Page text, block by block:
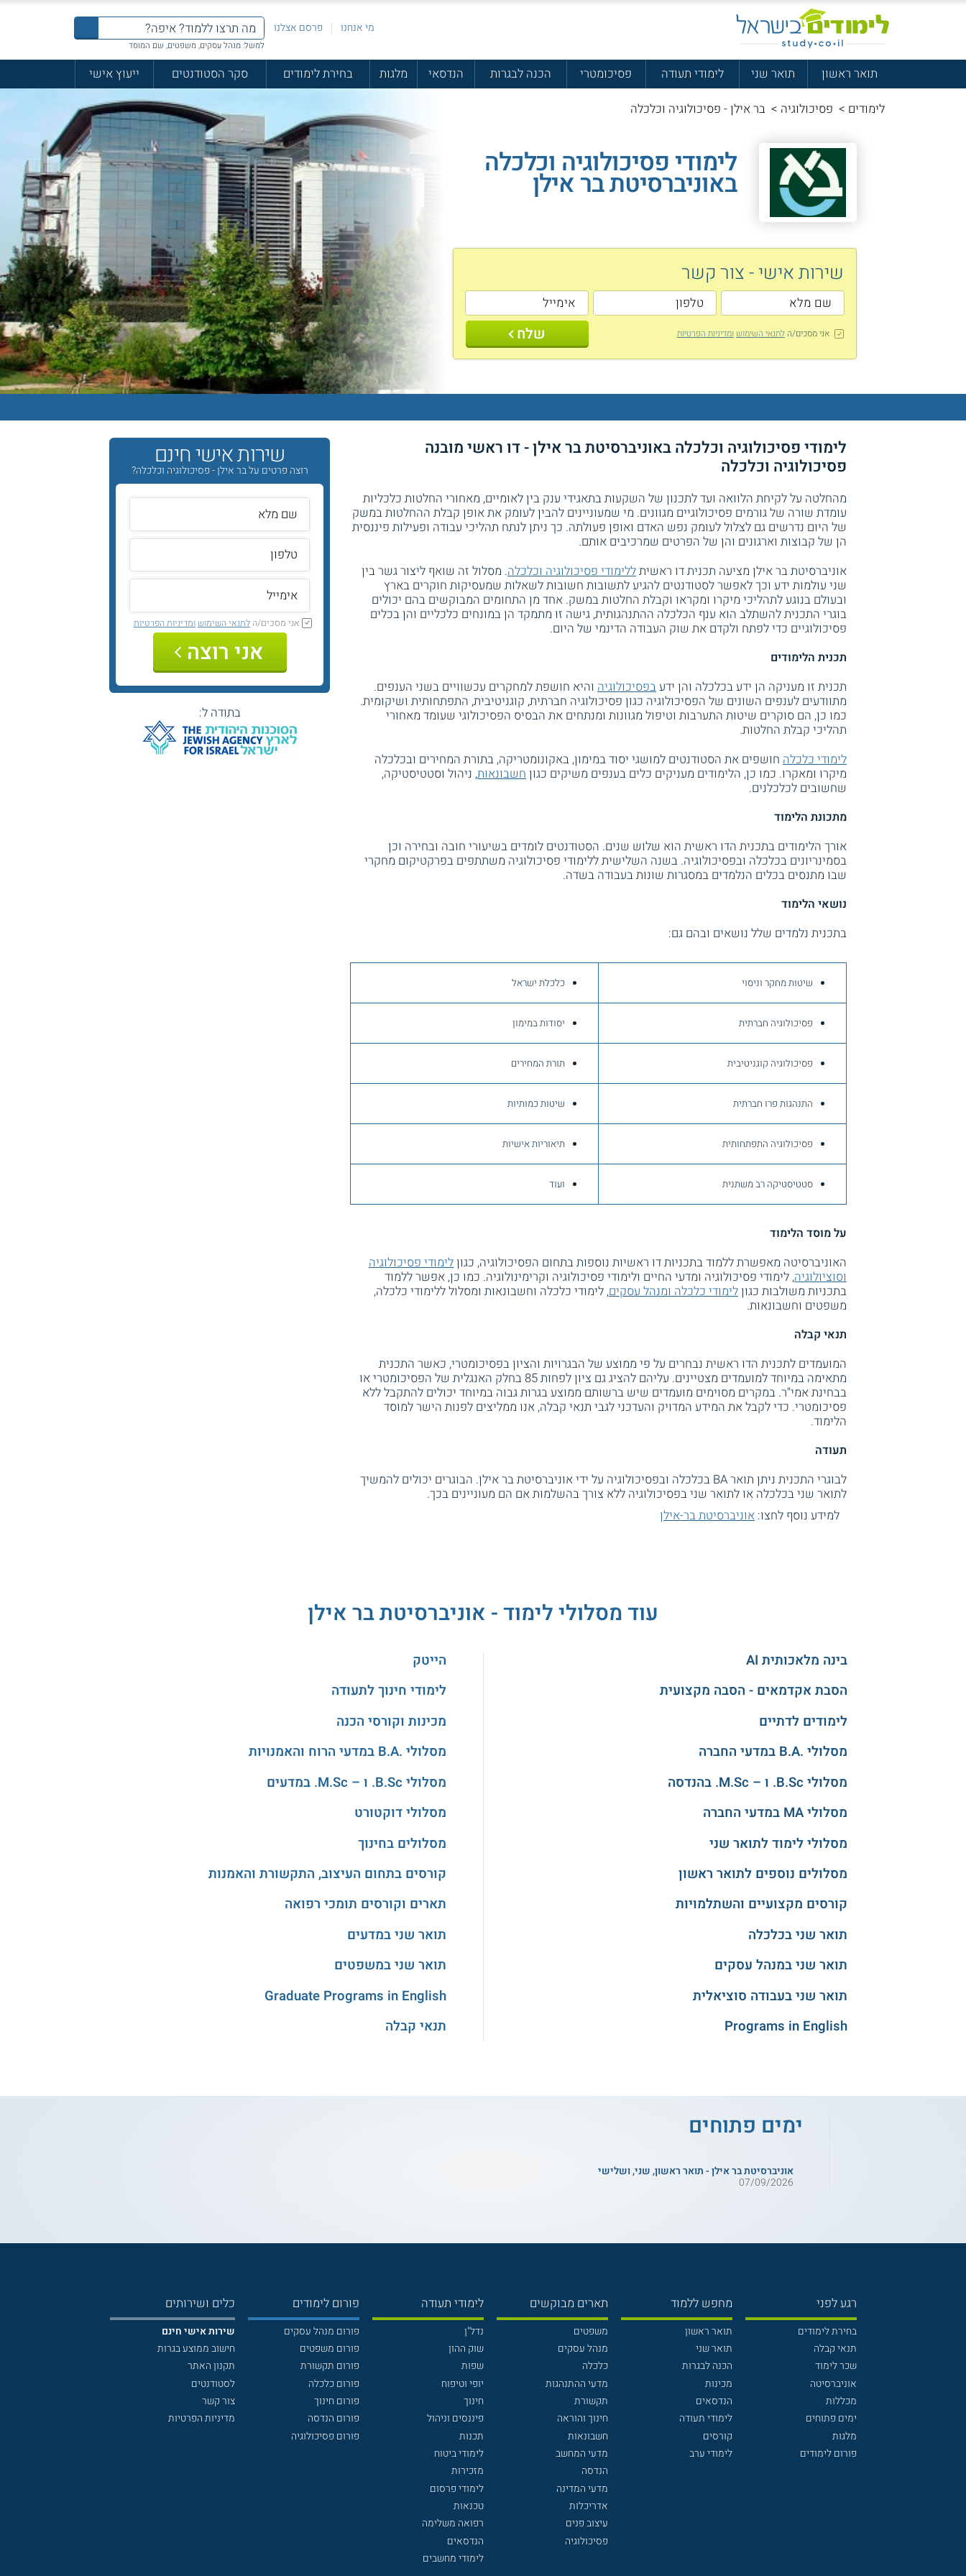
מי אנחנו פרסם אצלנו
למשל: מנהל עסקים, משפטים, שם המוסד
תואר ראשון תואר שני לימודי תעודה פסיכומטרי הכנה לבגרות הנדסאי מלגות בחירת לימודים סקר הסטודנטים
ייעוץ אישי
לימודים > פסיכולוגיה > בר אילן - פסיכולוגיה וכלכלה
לימודי פסיכולוגיה וכלכלה
באוניברסיטת בר אילן
שירות אישי - צור קשר
אני מסכים/הלתנאי השימוש ומדיניות הפרטיות שלח
לימודי פסיכולוגיה וכלכלה באוניברסיטת בר אילן - דו ראשי מובנה
פסיכולוגיה וכלכלה
מהחלטה על לקיחת הלוואה ועד לתכנון של השקעות בתאגידי ענק בין לאומיים, מאחורי החלטות כלכליות
עומדת שורה של גורמים פסיכולוגיים מגוונים. מי שמעוניינים להבין לעומק את אופן קבלת ההחלטות במשק
של היום נדרשים גם לצלול לעומק נפש האדם ואופן פעולתה. כך ניתן לנתח תהליכי עבודה ופעילות פיננסית
הן של קבוצות וארגונים והן של הפרטים שמרכיבים אותם.
אוניברסיטת בר אילן מציעה תכנית דו ראשיתללימודי פסיכולוגיה וכלכלה. מסלול זה שואף ליצור גשר בין
שני עולמות ידע וכך לאפשר לסטודנטים להגיע לתשובות חשובות לשאלות שמעסיקות חוקרים בארץ
ובעולם בנוגע לתהליכי מיקרו ומקראו וקבלת החלטות במשק. אחד מן התחומים המבוקשים בהם יכולים
בוגרי התכנית להשתלב הוא ענף הכלכלה ההתנהגותית, גישה זו מתמקד הן במונחים כלכליים והן בכלים
פסיכולוגיים כדי לפתח ולקדם את שוק העבודה הדינמי של היום.
תכנית הלימודים
תכנית זו מעניקה הן ידע בכלכלה והן ידעבפסיכולוגיה והיא חושפת למחקרים עכשוויים בשני הענפים.
מתוודעים לענפים השונים של הפסיכולוגיה כגון פסיכולוגיה חברתית, קוגניטיבית, התפתחותית ושיקומית.
כמו כן, הם סוקרים שיטות התערבות וטיפול מגוונות ומנתחים את הבסיס הפסיכולוגי שעומד מאחורי
תהליכי קבלת החלטות.
לימודי כלכלה חושפים את הסטודנטים למושגי יסוד במימון, באקונומטריקה, בתורת המחירים ובכלכלה
מיקרו ומאקרו. כמו כן, הלימודים מעניקים כלים בענפים משיקים כגוןחשבונאות, ניהול וסטטיסטיקה,
שחשובים לכלכלנים.
מתכונת הלימוד
אורך הלימודים בתכנית הדו ראשית הוא שלוש שנים. הסטודנטים לומדים בשיעורי חובה ובחירה וכן
בסמינריונים בכלכלה ובפסיכולוגיה. בשנה השלישית ללימודי פסיכולוגיה משתתפים בפרקטיקום מחקרי
שבו מתנסים בכלים הנלמדים במסגרות שונות בעבודה בשדה.
נושאי הלימוד
בתכנית נלמדים שלל נושאים ובהם גם:
שיטות מחקר וניסוי כלכלת ישראל
פסיכולוגיה חברתית יסודות במימון
פסיכולוגיה קוגניטיבית תורת המחירים
התנהגות פרו חברתית שיטות כמותיות
פסיכולוגיה התפתחותית תיאוריות אישיות
סטטיסטיקה רב משתנית ועוד
על מוסד הלימוד
האוניברסיטה מאפשרת ללמוד בתכניות דו ראשיות נוספות בתחום הפסיכולוגיה, כגוןלימודי פסיכולוגיה
וסוציולוגיה, לימודי פסיכולוגיה ומדעי החיים ולימודי פסיכולוגיה וקרימינולוגיה. כמו כן, אפשר ללמוד
בתכניות משולבות כגוןלימודי כלכלה ומנהל עסקים, לימודי כלכלה וחשבונאות ומסלול ללימודי כלכלה,
משפטים וחשבונאות.
תנאי קבלה
המועמדים לתכנית הדו ראשית נבחרים על פי ממוצע של הבגרויות והציון בפסיכומטרי, כאשר התכנית
מתאימה במיוחד למועמדים מצטיינים. עליהם להציג גם ציון לפחות 85 בחלק האנגלית של הפסיכומטרי או
בבחינת אמי"ר. במקרים מסוימים מועמדים שיש ברשותם ממוצע בגרות גבוה במיוחד יכולים להתקבל ללא
פסיכומטרי. כדי לקבל את המידע המדויק והעדכני לגבי תנאי קבלה, אנו ממליצים לפנות הישר למוסד
הלימוד.
תעודה
לבוגרי התכנית ניתן תואר BA בכלכלה ובפסיכולוגיה על ידי אוניברסיטת בר אילן. הבוגרים יכולים להמשיך
לתואר שני בכלכלה או לתואר שני בפסיכולוגיה ללא צורך בהשלמות אם הם מעוניינים בכך.
למידע נוסף לחצו: אוניברסיטת בר-אילן
שירות אישי חינם
רוצה פרטים על בר אילן - פסיכולוגיה וכלכלה?
אני מסכים/הלתנאי השימוש ומדיניות הפרטיות
אני רוצה
בתודה ל:
עוד מסלולי לימוד - אוניברסיטת בר אילן
בינה מלאכותית AI
הסבת אקדמאים - הסבה מקצועית
לימודים לדתיים
מסלולי .B.A במדעי החברה
מסלולי B.Sc. ו – M.Sc. בהנדסה
מסלולי MA במדעי החברה
מסלולי לימוד לתואר שני
מסלולים נוספים לתואר ראשון
קורסים מקצועיים והשתלמויות
תואר שני בכלכלה
תואר שני במנהל עסקים
תואר שני בעבודה סוציאלית
Programs in English
הייטק
לימודי חינוך לתעודה
מכינות וקורסי הכנה
מסלולי .B.A במדעי הרוח והאמנויות
מסלולי B.Sc. ו – M.Sc. במדעים
מסלולי דוקטורט
מסלולים בחינוך
קורסים בתחום העיצוב, התקשורת והאמנות
תארים וקורסים תומכי רפואה
תואר שני במדעים
תואר שני במשפטים
Graduate Programs in English
תנאי קבלה
ימים פתוחים
אוניברסיטת בר אילן - תואר ראשון, שני, ושלישי
07/09/2026
רגע לפני
בחירת לימודים
תנאי קבלה
שכר לימוד
אוניברסיטה
מכללות
ימים פתוחים
מלגות
פורום לימודים
מחפש ללמוד
תואר ראשון
תואר שני
הכנה לבגרות
מכינות
הנדסאים
לימודי תעודה
קורסים
לימודי ערב
תארים מבוקשים
משפטים
מנהל עסקים
כלכלה
מדעי ההתנהגות
תקשורת
חינוך והוראה
חשבונאות
מדעי המחשב
הנדסה
מדעי המדינה
אדריכלות
עיצוב פנים
פסיכולוגיה
לימודי תעודה
נדל"ן
שוק ההון
שפות
יופי וטיפוח
חינוך
פיננסים וניהול
תכנות
לימודי ביטוח
מזכירות
לימודי פרסום
טכנאות
רפואה משלימה
הנדסאים
לימודי מחשבים
פורום לימודים
פורום מנהל עסקים
פורום משפטים
פורום תקשורת
פורום כלכלה
פורום חינוך
פורום הנדסה
פורום פסיכולוגיה
כלים ושירותים
שירות אישי חינם
חישוב ממוצע בגרות
תקנון האתר
לסטודנטים
צור קשר
מדיניות הפרטיות